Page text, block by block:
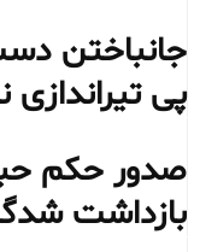
جانباختن
پی
صدور حکم
بازداشت